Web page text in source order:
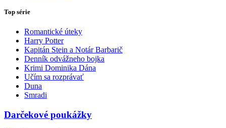
Top série
Romantické úteky
Harry Potter
Kapitán Stein a Notár Barbarič
Denník odvážneho bojka
Krimi Dominika Dána
Učím sa rozprávať
Duna
Smradi
Darčekové poukážky